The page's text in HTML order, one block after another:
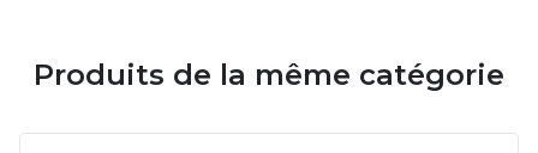
Produits de la même catégorie